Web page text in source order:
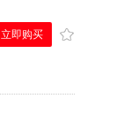
立即购买